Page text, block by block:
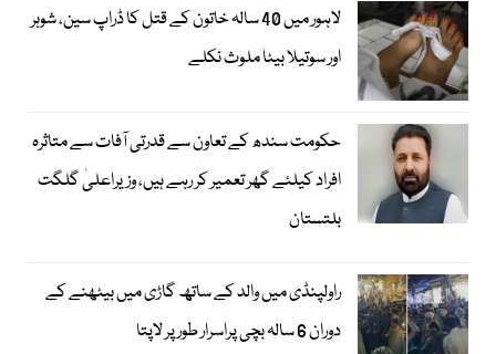
لاہور میں 40 سالہ خاتون کے قتل کا ڈراپ سین، شوہر
اور سوتیلا بیٹا ملوث نکلے
حکومت سندھ کے تعاون سے قدرتی آفات سے متاثرہ
افراد کیلئے گھر تعمیر کر رہے ہیں، وزیراعلیٰ گلگت
بلتستان
راولپنڈی میں والد کے ساتھ گاڑی میں بیٹھنے کے
دوران 6 سالہ بچی پراسرار طور پر لاپتا